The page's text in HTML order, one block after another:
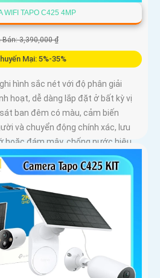
WIFI TAPO C425 4MP
Bán: 3,390,000 ₫
Mại: 5%-35%
hình sắc nét với độ phân giải
hoạt, dễ dàng lắp đặt ở bất kỳ vị
ban đêm có màu, cảm biến
và chuyển động chính xác, lưu
hoặc đám mây, chống nước hiệu